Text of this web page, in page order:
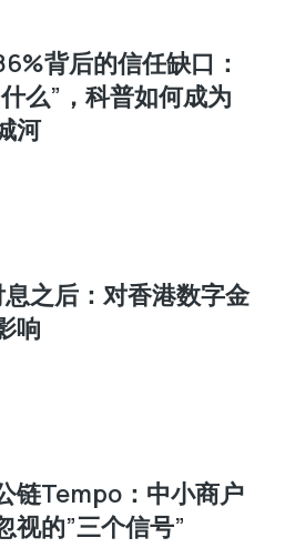
背后的信任缺口：
么”，科普如何成为
河
之后：对香港数字金
响
链Tempo：中小商户
视的”三个信号”